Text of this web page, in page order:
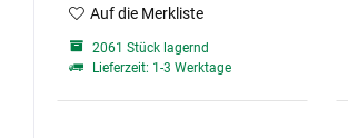
Auf die Merkliste
2061 Stück lagernd
Lieferzeit: 1-3 Werktage